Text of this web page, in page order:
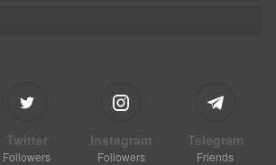
Twitter
Followers
Instagram
Followers
Telegram
Friends